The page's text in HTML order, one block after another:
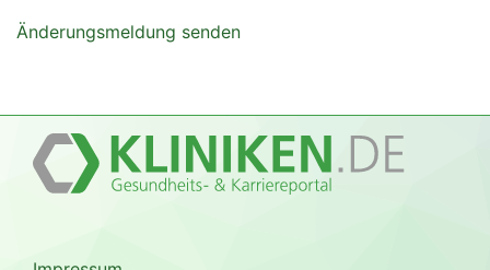
Änderungsmeldung senden